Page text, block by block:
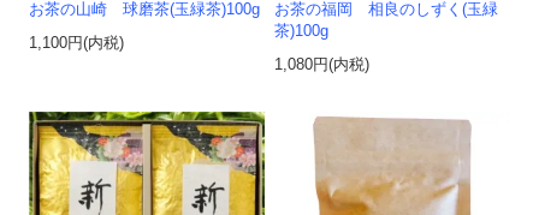
お茶の山崎 球磨茶(玉緑茶)100g
1,100円(内税)
お茶の福岡 相良のしずく(玉緑
茶)100g
1,080円(内税)